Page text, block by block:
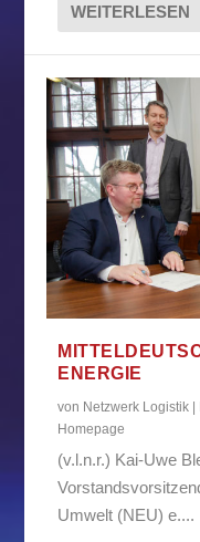
WEITERLESEN
ENERGIE
von Netzwerk Logistik |
Homepage
(v.l.n.r.) Kai-Uwe
Umwelt (NEU) e....